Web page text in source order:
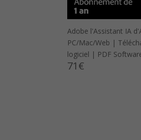
Adobe l'Assistant IA
PC/Mac/Web |
logiciel | PDF
requise
71€